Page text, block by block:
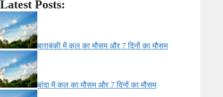
Latest Posts:
बाराबंकी में कल का मौसम और 7 दिनों का मौसम
बांदा में कल का मौसम और 7 दिनों का मौसम